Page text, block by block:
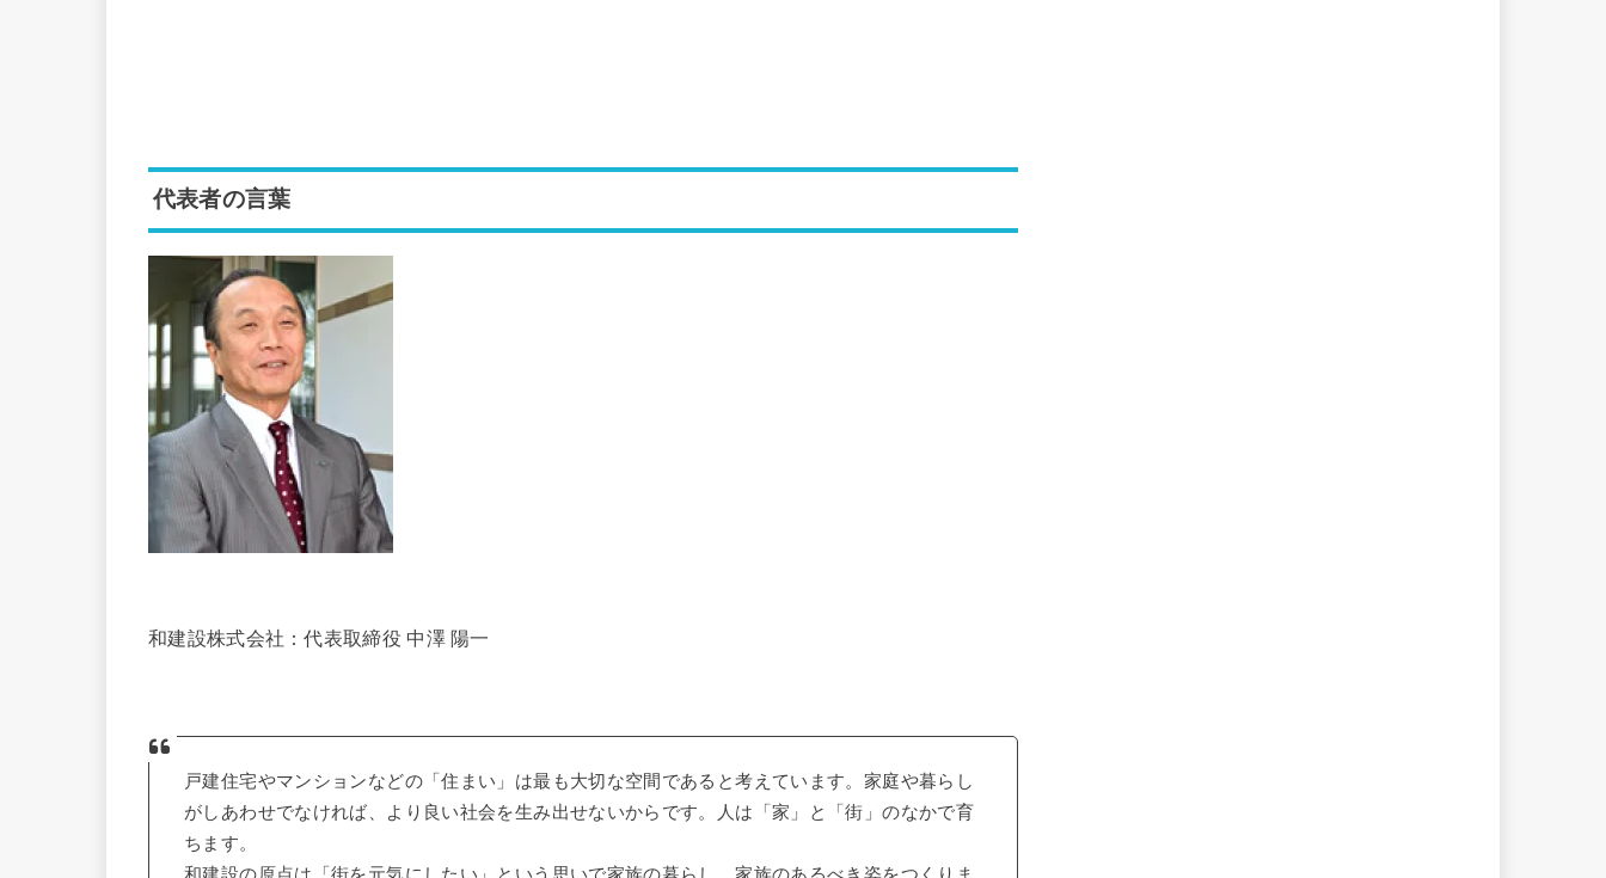
代表者の言葉
和建設株式会社：代表取締役 中澤 陽一
戸建住宅やマンションなどの「住まい」は最も大切な空間であると考えています。家庭や暮らし
がしあわせでなければ、より良い社会を生み出せないからです。人は「家」と「街」のなかで育
ちます。